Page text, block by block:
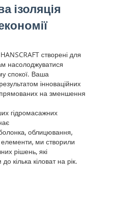
ізоляція
створені для
насолоджуватися
спокої. Ваша
інноваційних
на зменшення
гідромасажних
облицювання,
елементи, ми створили
рішень, які
кілька кіловат на рік.